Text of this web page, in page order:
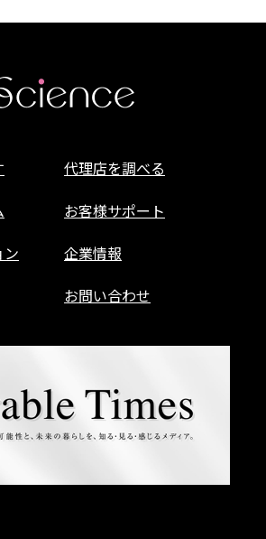
代理店を調べる
お客様サポート
ン
企業情報
お問い合わせ